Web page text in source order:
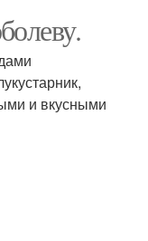
и вкусными